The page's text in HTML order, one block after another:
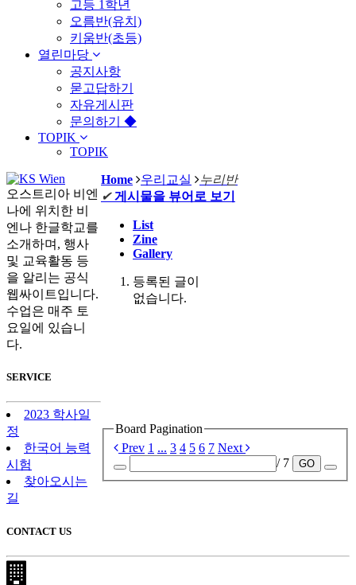
고등 1학년
오름반(유치)
키움반(초등)
열린마당
공지사항
묻고답하기
자유게시판
문의하기 ◆
TOPIK
TOPIK
Home 우리교실
누리반
✔ 게시물을 뷰어로 보기
List
Zine
Gallery
등록된 글이
없습니다.
Board Pagination
Prev 1 ... 3 4 5 6 7 Next
/ 7
GO
오스트리아 비엔
나에 위치한 비
엔나 한글학교를
소개하며, 행사
및 교육활동 등
을 알리는 공식
웹싸이트입니다.
수업은 매주 토
요일에 있습니
다.
SERVICE
2023 학사일
정
한국어 능력
시험
찾아오시는
길
CONTACT US